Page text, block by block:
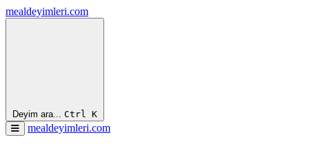
mealdeyimleri.com
Deyim ara... Ctrl K
mealdeyimleri.com